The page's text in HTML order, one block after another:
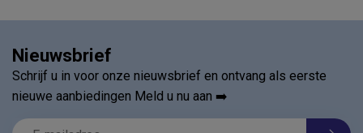
Nieuwsbrief
Schrijf u in voor onze nieuwsbrief en ontvang als eerste
nieuwe aanbiedingen Meld u nu aan ➡️